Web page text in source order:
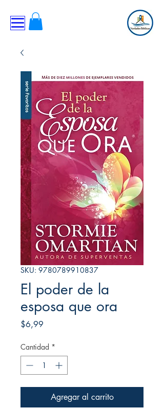
SKU: 9780789910837
El poder de la
esposa que ora
$6,99
Cantidad *
Agregar al carrito